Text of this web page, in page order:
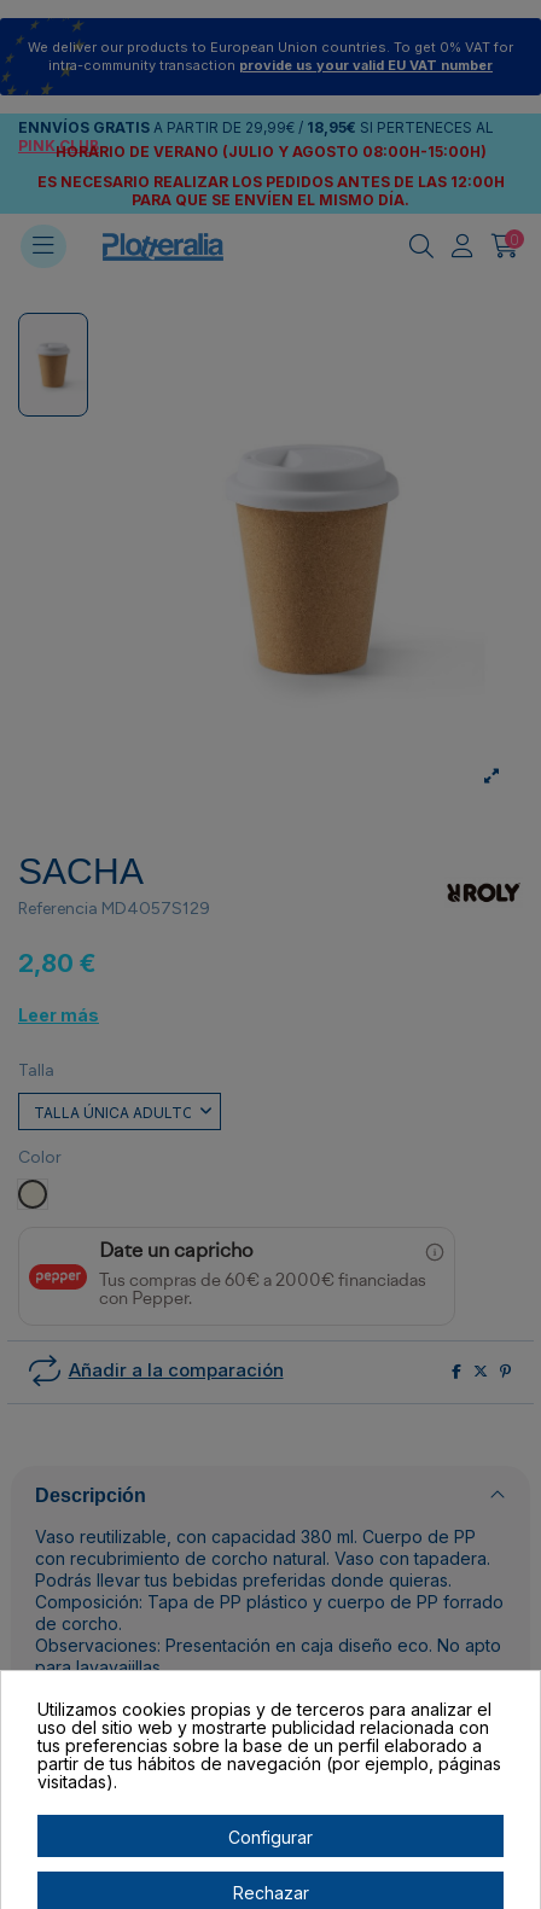
We deliver our products to European Union countries. To get 0% VAT for
intra-community transaction provide us your valid EU VAT number
ENNVÍOS GRATIS A PARTIR DE 29,99€ / 18,95€ SI PERTENECES AL
PINK CLUB
HORARIO DE VERANO (JULIO Y AGOSTO 08:00H-15:00H)
ES NECESARIO REALIZAR LOS PEDIDOS ANTES DE LAS 12:00H
PARA QUE SE ENVÍEN EL MISMO DÍA.
0
SACHA
Referencia MD4057S129
2,80 €
Leer más
Talla
Color
CRUDO
Date un capricho
Tus compras de 60€ a 2000€ financiadas
con Pepper.
Añadir a la comparación
Descripción
Vaso reutilizable, con capacidad 380 ml. Cuerpo de PP
con recubrimiento de corcho natural. Vaso con tapadera.
Podrás llevar tus bebidas preferidas donde quieras.
Composición: Tapa de PP plástico y cuerpo de PP forrado
de corcho.
Observaciones: Presentación en caja diseño eco. No apto
para lavavajillas.
Detalles del producto
Completa las unidades por color, el botón para mandar tu pedido al
carrito lo encontrarás al final de la tabla.
Utilizamos cookies propias y de terceros para analizar el
uso del sitio web y mostrarte publicidad relacionada con
tus preferencias sobre la base de un perfil elaborado a
partir de tus hábitos de navegación (por ejemplo, páginas
visitadas).
Configurar
Rechazar